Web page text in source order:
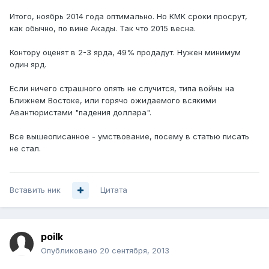
Итого, ноябрь 2014 года оптимально. Но КМК сроки просрут,
как обычно, по вине Акады. Так что 2015 весна.
Контору оценят в 2-3 ярда, 49% продадут. Нужен минимум
один ярд.
Если ничего страшного опять не случится, типа войны на
Ближнем Востоке, или горячо ожидаемого всякими
Авантюристами "падения доллара".
Все вышеописанное - умствование, посему в статью писать
не стал.
Вставить ник Цитата
poilk
Опубликовано 20 сентября, 2013